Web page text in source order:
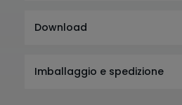
Download
Imballaggio e spedizione